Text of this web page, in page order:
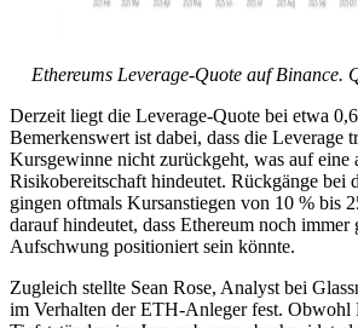
Ethereums Leverage-Quote auf Binance.
Derzeit liegt die Leverage-Quote bei etwa
Bemerkenswert ist dabei, dass die Leverage
Kursgewinne nicht zurückgeht, was auf eine
Risikobereitschaft hindeutet. Rückgänge bei
gingen oftmals Kursanstiegen von 10 % bis
darauf hindeutet, dass Ethereum noch immer
Aufschwung positioniert sein könnte.
Zugleich stellte Sean Rose, Analyst bei
im Verhalten der ETH-Anleger fest. Obwohl